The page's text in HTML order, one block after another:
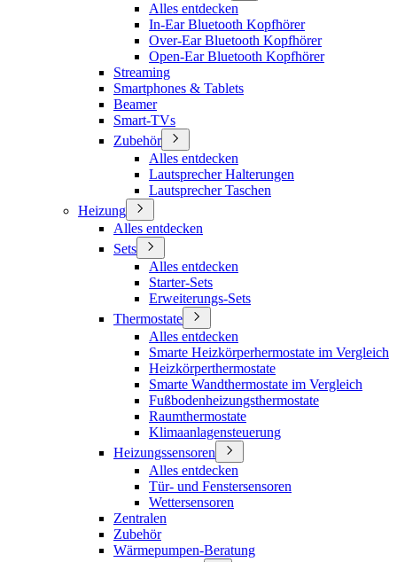
Alles entdecken
In-Ear Bluetooth Kopfhörer
Over-Ear Bluetooth Kopfhörer
Open-Ear Bluetooth Kopfhörer
Streaming
Smartphones & Tablets
Beamer
Smart-TVs
Zubehör
Alles entdecken
Lautsprecher Halterungen
Lautsprecher Taschen
Heizung
Alles entdecken
Sets
Alles entdecken
Starter-Sets
Erweiterungs-Sets
Thermostate
Alles entdecken
Smarte Heizkörperhermostate im Vergleich
Heizkörperthermostate
Smarte Wandthermostate im Vergleich
Fußbodenheizungsthermostate
Raumthermostate
Klimaanlagensteuerung
Heizungssensoren
Alles entdecken
Tür- und Fenstersensoren
Wettersensoren
Zentralen
Zubehör
Wärmepumpen-Beratung